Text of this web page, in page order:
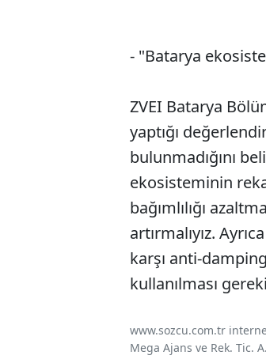
- "Batarya
ZVEI Batarya
yaptığı
bulunmadığını
ekosisteminin
bağımlılığı
artırmalıyız.
karşı anti-
kullanılması
www.sozcu.com.tr
Mega Ajans ve Rek. Tic.